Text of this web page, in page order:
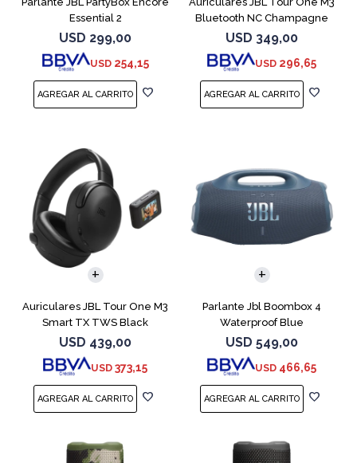
Essential 2
USD 299,00
USD 254,15
Bluetooth NC Champagne
USD 349,00
USD 296,65
Auriculares JBL Tour One M3
Smart TX TWS Black
USD 439,00
USD 373,15
Parlante Jbl Boombox 4
Waterproof Blue
USD 549,00
USD 466,65